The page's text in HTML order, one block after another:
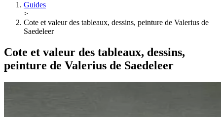
Guides
>
Cote et valeur des tableaux, dessins, peinture de Valerius de
Saedeleer
Cote et valeur des tableaux, dessins,
peinture de Valerius de Saedeleer